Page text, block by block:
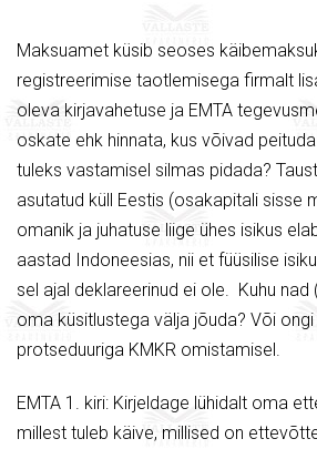
Maksuamet küsib seoses
registreerimise taotlemisega firmalt
oleva kirjavahetuse ja EMTA
oskate ehk hinnata, kus võivad
tuleks vastamisel silmas pidada?
asutatud küll Eestis (osakapitali sisse
omanik ja juhatuse liige ühes isikus
aastad Indoneesias, nii et füüsilise
sel ajal deklareerinud ei ole. Kuhu nad
oma küsitlustega välja jõuda? Või
protseduuriga KMKR omistamisel.
EMTA 1. kiri: Kirjeldage lühidalt oma
millest tuleb käive, millised on